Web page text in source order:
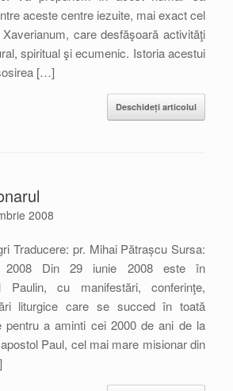
aceste centre iezuite, mai exact cel
care desfăşoară activităţi
spiritual şi ecumenic. Istoria acestui
[…]
Deschideți articolul
2008
Traducere: pr. Mihai Pătrașcu Sursa:
2008 Din 29 iunie 2008 este în
Paulin, cu manifestări, conferinţe,
liturgice care se succed în toată
pentru a aminti cei 2000 de ani de la
Paul, cel mai mare misionar din